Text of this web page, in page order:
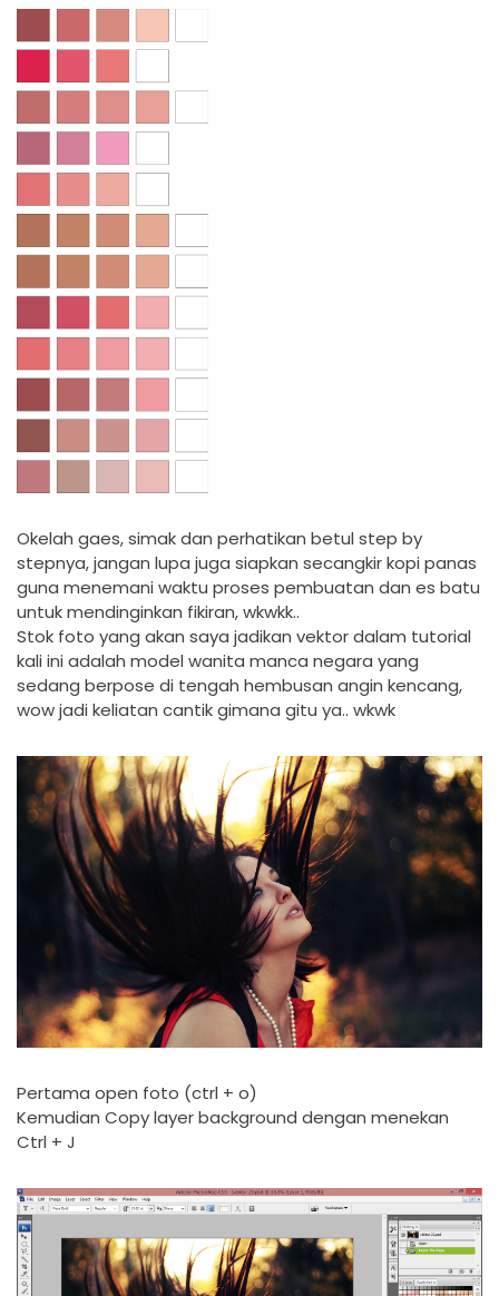
Okelah gaes, simak dan perhatikan betul step by
stepnya, jangan lupa juga siapkan secangkir kopi panas
guna menemani waktu proses pembuatan dan es batu
untuk mendinginkan fikiran, wkwkk..
Stok foto yang akan saya jadikan vektor dalam tutorial
kali ini adalah model wanita manca negara yang
sedang berpose di tengah hembusan angin kencang,
wow jadi keliatan cantik gimana gitu ya.. wkwk
Pertama open foto (ctrl + o)
Kemudian Copy layer background dengan menekan
Ctrl + J